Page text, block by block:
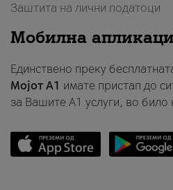
Заштита на лични податоци
Мобилна
Единствено преку
Мојот A1 имате пристап до
за Вашите A1 услуги, во било